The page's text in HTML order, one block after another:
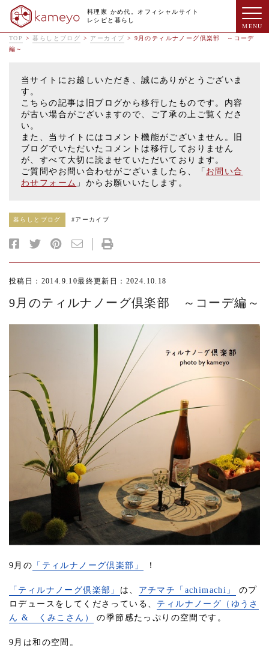
料理家 かめ代。オフィシャルサイト
レシピと暮らし
TOP > 暮らしとブログ > アーカイブ > 9月のティルナノーグ倶楽部 ～コーデ
編～
当サイトにお越しいただき、誠にありがとうございま
す。
こちらの記事は旧ブログから移行したものです。内容
が古い場合がございますので、ご了承の上ご覧くださ
い。
また、当サイトにはコメント機能がございません。旧
ブログでいただいたコメントは移行しておりません
が、すべて大切に読ませていただいております。
ご質問やお問い合わせがございましたら、「 お問い合
わせフォーム 」からお願いいたします。
暮らしとブログ #アーカイブ
投稿日：2014.9.10最終更新日：2024.10.18
9月のティルナノーグ倶楽部 ～コーデ編～
9月の 「ティルナノーグ倶楽部」 ！
「ティルナノーグ倶楽部」 は、 アチマチ「achimachi」
のプ
ロデュースをしてくださっている、 ティルナノーグ（ゆうさ
ん & くみこさん）
の季節感たっぷりの空間です。
9月は和の空間。